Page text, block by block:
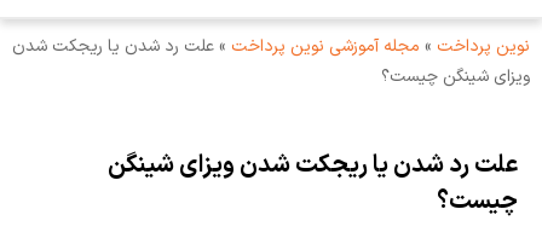
نوین پرداخت » مجله آموزشی نوین پرداخت »علت رد شدن یا ریجکت شدن
ویزای شینگن چیست؟
علت رد شدن یا ریجکت شدن ویزای شینگن
چیست؟